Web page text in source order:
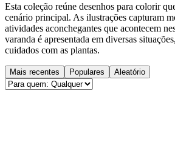
Esta coleção reúne desenhos para colorir
cenário principal. As ilustrações capturam
atividades aconchegantes que acontecem
varanda é apresentada em diversas
cuidados com as plantas.
Mais recentes Populares Aleatório